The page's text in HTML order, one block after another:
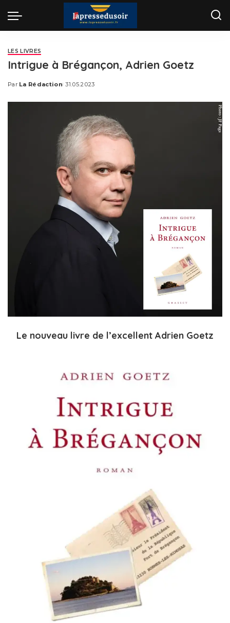
LES LIVRES
Intrigue à Brégançon, Adrien Goetz
Posted
Par La Rédaction 31.05.2023
Le nouveau livre de l’excellent Adrien Goetz